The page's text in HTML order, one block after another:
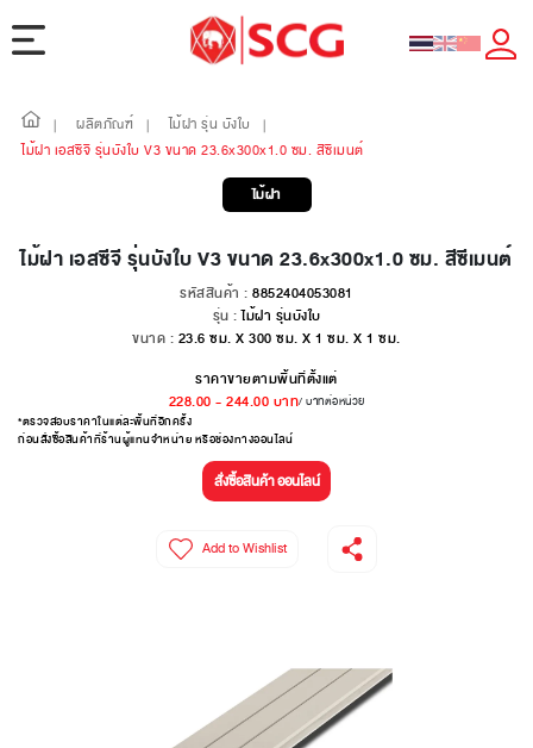
| ผลิตภัณฑ์ | ไม้ฝา รุ่น บังใบ
|
ไม้ฝา เอสซีจี รุ่นบังใบ V3 ขนาด 23.6x300x1.0 ซม. สีซีเมนต์
ไม้ฝา
ไม้ฝา เอสซีจี รุ่นบังใบ V3 ขนาด 23.6x300x1.0 ซม. สีซีเมนต์
รหัสสินค้า : 8852404053081
รุ่น : ไม้ฝา รุ่นบังใบ
ขนาด : 23.6 ซม. X 300 ซม. X 1 ซม. X 1 ซม.
ราคาขายตามพื้นที่ตั้งแต่
228.00 - 244.00 บาท/ บาทต่อหน่วย
*ตรวจสอบราคาในแต่ละพื้นที่อีกครั้ง
ก่อนสั่งซื้อสินค้าที่ร้านผู้แทนจำหน่าย หรือช่องทางออนไลน์
สั่งซื้อสินค้า ออนไลน์
Add to Wishlist